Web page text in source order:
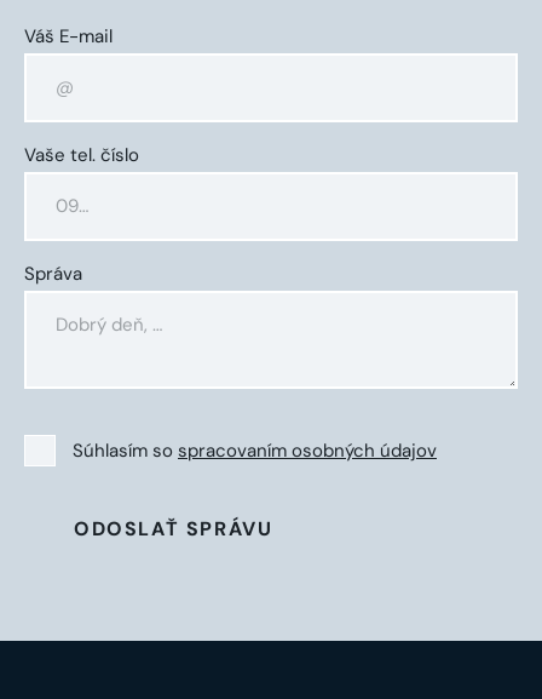
Váš E-mail
Vaše tel. číslo
Správa
Súhlasím so spracovaním osobných údajov
ODOSLAŤ SPRÁVU